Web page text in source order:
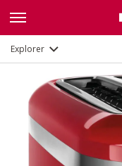
Explorer